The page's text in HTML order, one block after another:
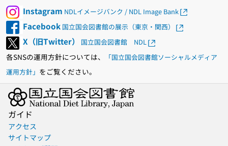
Instagram NDLイメージバンク / NDL Image Bank
Facebook 国立国会図書館の展示（東京・関西）
X（旧Twitter） 国立国会図書館 NDL
各SNSの運用方針については、
「国立国会図書館ソーシャルメディア
運用方針」 をご覧ください。
ガイド
アクセス
サイトマップ